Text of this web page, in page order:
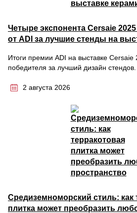
Четыре экспонента Cersaie
от ADI за лучшие стенды на
Итоги премии ADI на выставке
победителя за лучший дизайн стендов.
2 августа 2026
Средиземноморский стиль: как
плитка может преобразить